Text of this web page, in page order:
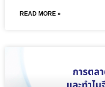
READ MORE »